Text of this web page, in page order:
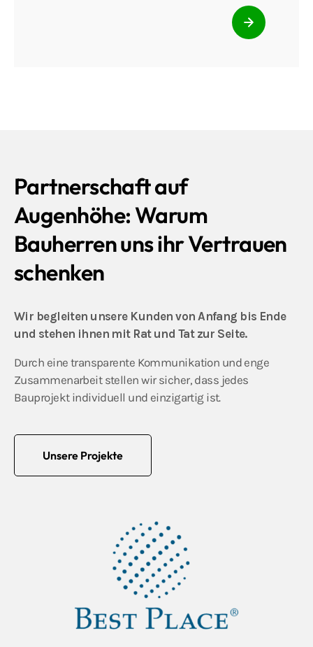
Partnerschaft auf
Augenhöhe: Warum
Bauherren uns ihr Vertrauen
schenken
Wir begleiten unsere Kunden von Anfang bis Ende
und stehen ihnen mit Rat und Tat zur Seite.
Durch eine transparente Kommunikation und enge
Zusammenarbeit stellen wir sicher, dass jedes
Bauprojekt individuell und einzigartig ist.
Unsere Projekte